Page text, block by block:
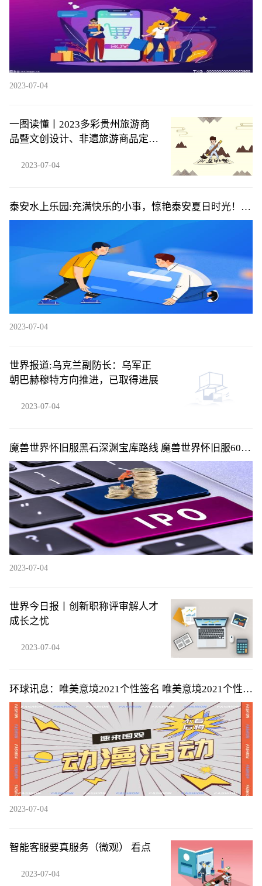
2023-07-04
一图读懂丨2023多彩贵州旅游商
品暨文创设计、非遗旅游商品定制
2023-07-04
泰安水上乐园:充满快乐的小事，惊艳泰安夏日时光！-
每日速读
2023-07-04
世界报道:乌克兰副防长：乌军正
朝巴赫穆特方向推进，已取得进展
2023-07-04
魔兽世界怀旧服黑石深渊宝库路线 魔兽世界怀旧服60级
暗炉钥匙任务
2023-07-04
世界今日报丨创新职称评审解人才
成长之忧
2023-07-04
环球讯息：唯美意境2021个性签名 唯美意境2021个性签
名短句
2023-07-04
智能客服要真服务（微观） 看点
2023-07-04